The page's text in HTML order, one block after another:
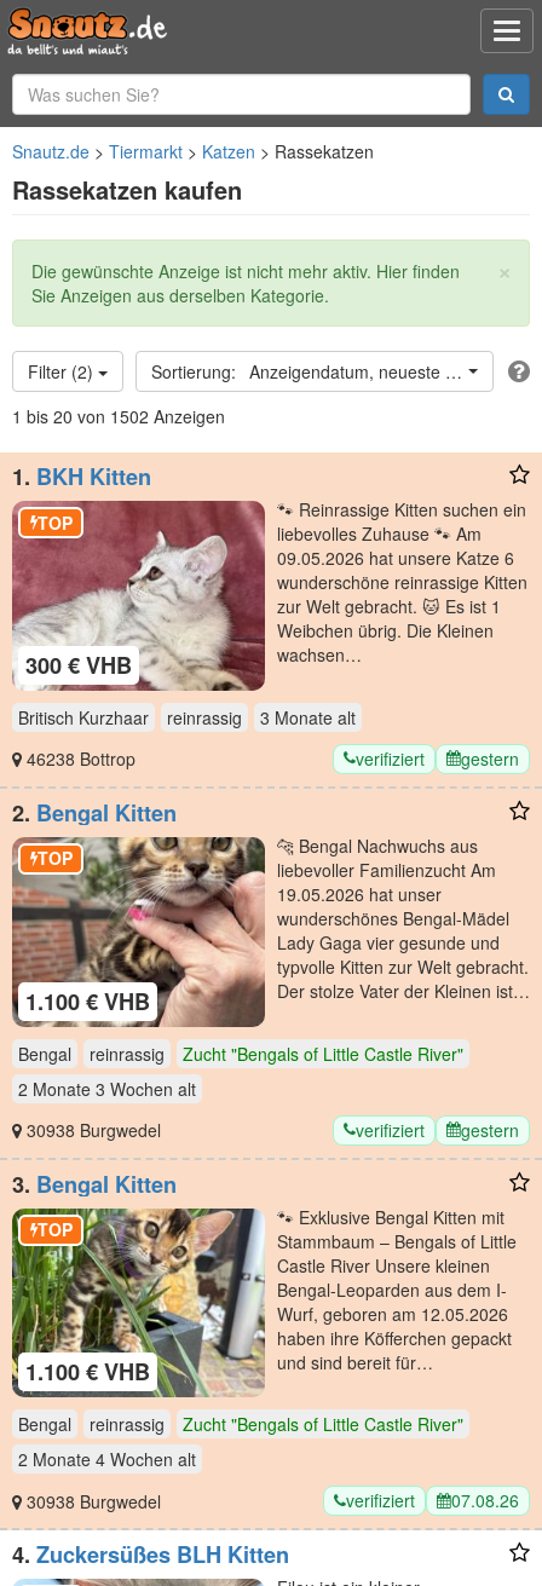
Snautz.de Tiermarkt Katzen Rassekatzen
Rassekatzen kaufen
×
Statusmeldung
Die gewünschte Anzeige ist nicht mehr aktiv. Hier finden
Sie Anzeigen aus derselben Kategorie.
Filter (2)
Anzeigendatum, neueste oben
1 bis 20 von 1502 Anzeigen
1. BKH Kitten
300 € VHB
TOP
🐾 Reinrassige Kitten suchen ein
liebevolles Zuhause 🐾 Am
09.05.2026 hat unsere Katze 6
wunderschöne reinrassige Kitten
zur Welt gebracht. 🐱 Es ist 1
Weibchen übrig. Die Kleinen
wachsen…
Britisch Kurzhaar reinrassig 3 Monate alt
46238 Bottrop
verifiziert gestern
2. Bengal Kitten
1.100 € VHB
TOP
🐆 Bengal Nachwuchs aus
liebevoller Familienzucht Am
19.05.2026 hat unser
wunderschönes Bengal-Mädel
Lady Gaga vier gesunde und
typvolle Kitten zur Welt gebracht.
Der stolze Vater der Kleinen ist…
Bengal reinrassig
Zucht "Bengals of Little Castle River"
2 Monate 3 Wochen alt
30938 Burgwedel
verifiziert gestern
3. Bengal Kitten
1.100 € VHB
TOP
🐾 Exklusive Bengal Kitten mit
Stammbaum – Bengals of Little
Castle River Unsere kleinen
Bengal-Leoparden aus dem I-
Wurf, geboren am 12.05.2026
haben ihre Köfferchen gepackt
und sind bereit für…
Bengal reinrassig
Zucht "Bengals of Little Castle River"
2 Monate 4 Wochen alt
30938 Burgwedel
verifiziert 07.08.26
4. Zuckersüßes BLH Kitten